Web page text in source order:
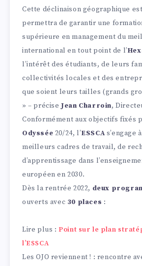
Cette déclinaison géographique
permettra de garantir une
supérieure en management du
international en tout point de l’
l’intérêt des étudiants, de leurs
collectivités locales et des
que soient leurs tailles (grands
» – préciseJean Charroin,
Conformément aux objectifs fixés
Odyssée 20/24, l’ESSCAs’engage
meilleurs cadres de travail, de
d’apprentissage dans
européen en 2030.
Dès la rentrée 2022, deux
ouverts avec 30 places :
Lire plus :Point sur le plan
l’ESSCA
Les OJO reviennent ! : rencontre